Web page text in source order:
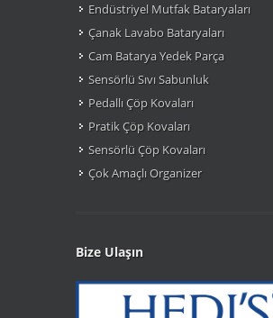
Endüstriyel Mutfak Bataryaları
Çanak Lavabo Bataryaları
Cam Batarya Yedek Parça
Sensörlü Sıvı Sabunluk
Pedallı Çöp Kovaları
Pratik Çöp Kovaları
Sensörlü Çöp Kovaları
Çok Amaçlı Organizer
Bize Ulaşın